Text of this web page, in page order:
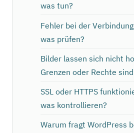
was tun?
Fehler bei der
was prüfen?
Bilder lassen sich nicht
Grenzen oder Rechte
SSL oder HTTPS
was kontrollieren?
Warum fragt WordPress